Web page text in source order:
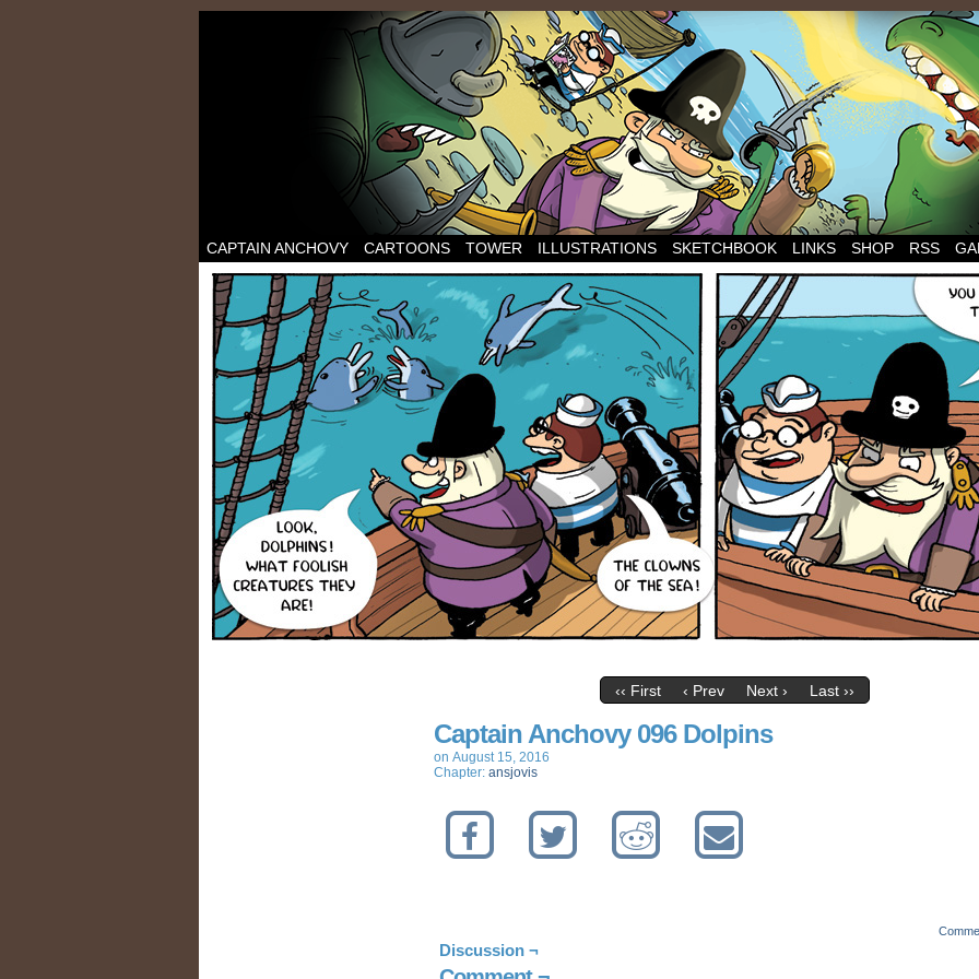
CAPTAIN ANCHOVY CARTOONS TOWER ILLUSTRATIONS SKETCHBOOK LINKS SHOP RSS
‹‹ First ‹ Prev Next › Last ››
Captain Anchovy 096 Dolpins
on August 15, 2016
Chapter: ansjovis
Discussion ¬